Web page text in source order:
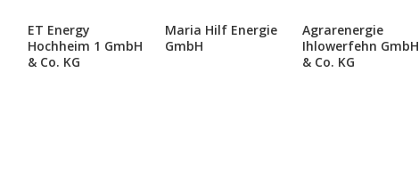
ET Energy
Hochheim 1 GmbH
& Co. KG
Maria Hilf Energie
GmbH
Agrarenergie
Ihlowerfehn GmbH
& Co. KG